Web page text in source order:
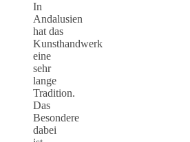
In
Andalusien
hat das
Kunsthandwerk
eine
sehr
lange
Tradition.
Das
Besondere
dabei